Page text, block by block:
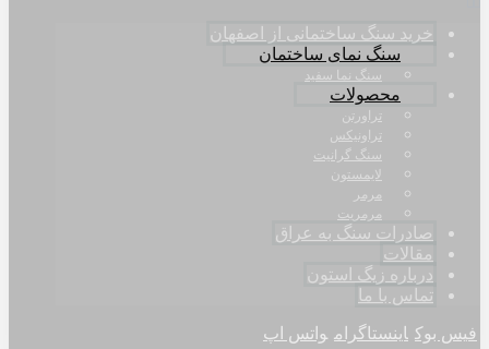
خرید سنگ ساختمانی از اصفهان
سنگ نمای ساختمان
سنگ نما سفید
محصولات
تراورتن
تراونیکس
سنگ گرانیت
لایمستون
مرمر
مرمریت
صادرات سنگ به عراق
مقالات
درباره زیگ استون
تماس با ما
فیس بوک اینستاگرام واتس اپ